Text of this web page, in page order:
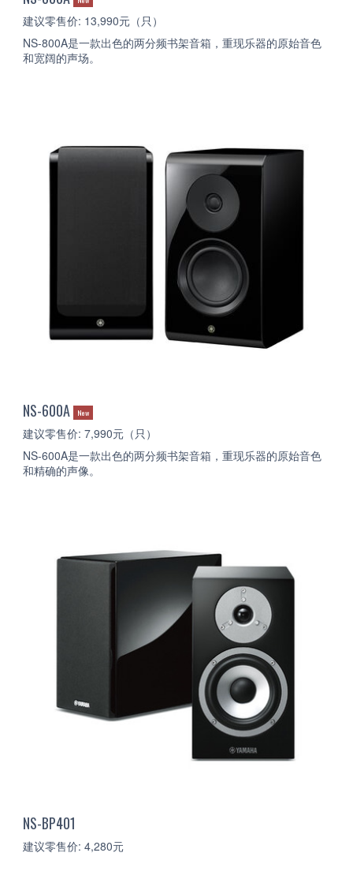
建议零售价: 13,990元（只）
NS-800A是一款出色的两分频书架音箱，重现乐器的原始音色
和宽阔的声场。
NS-600A New
建议零售价: 7,990元（只）
NS-600A是一款出色的两分频书架音箱，重现乐器的原始音色
和精确的声像。
NS-BP401
建议零售价: 4,280元